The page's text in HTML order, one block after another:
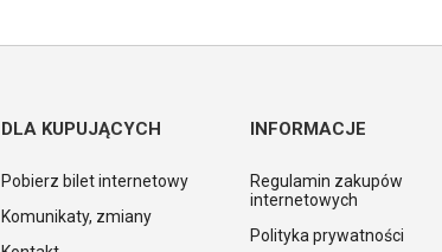
DLA KUPUJĄCYCH
Pobierz bilet internetowy
Komunikaty, zmiany
INFORMACJE
Regulamin zakupów
internetowych
Polityka prywatności